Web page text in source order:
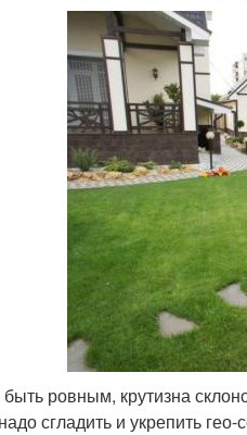
ровным, крутизна
сгладить и укрепить гео-